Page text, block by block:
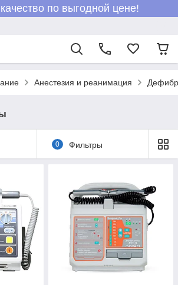
по выгодной цене!
Анестезия и реанимация
0 Фильтры